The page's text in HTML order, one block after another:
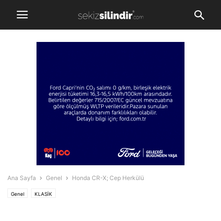
Ana Sayfa Genel Honda CR-X; Cep Herkülü
Genel KLASİK